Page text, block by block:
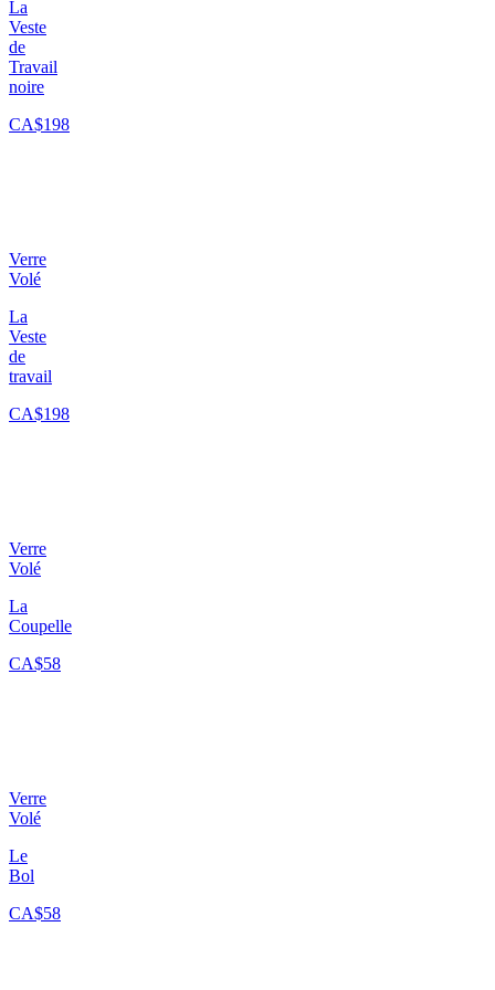
La
Veste
de
Travail
noire
CA$198
Verre
Volé
La
Veste
de
travail
CA$198
Verre
Volé
La
Coupelle
CA$58
Verre
Volé
Le
Bol
CA$58